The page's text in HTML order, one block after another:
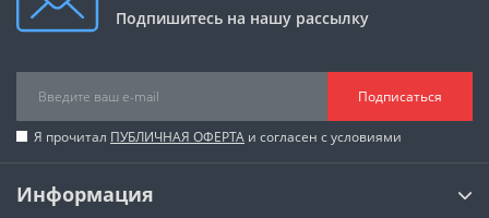
Подпишитесь на нашу рассылку
Подписаться
Я прочитал ПУБЛИЧНАЯ ОФЕРТА и согласен с условиями
Информация